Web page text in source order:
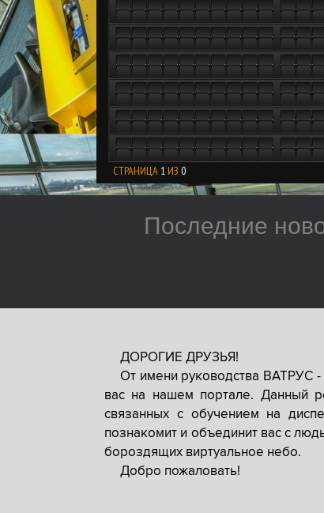
СТРАНИЦА 1 ИЗ 0
Последние
ДОРОГИЕ ДРУЗЬЯ!
От имени руководства ВАТРУС
вас на нашем портале. Данный
связанных с обучением на
познакомит и объединит вас с
бороздящих виртуальное небо.
Добро пожаловать!